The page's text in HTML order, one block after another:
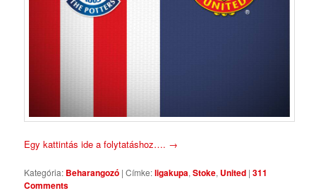
Egy kattintás ide a folytatáshoz…. →
Kategória: Beharangozó |Címke:ligakupa,Stoke, United |311
Comments